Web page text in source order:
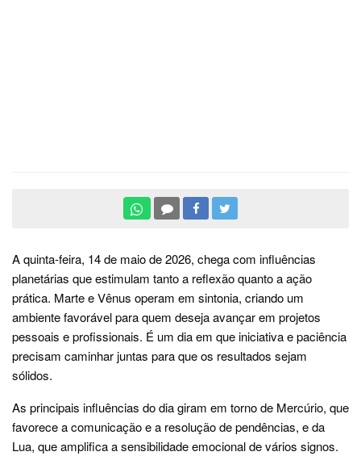
A quinta-feira, 14 de maio de 2026, chega com influências
planetárias que estimulam tanto a reflexão quanto a ação
prática. Marte e Vênus operam em sintonia, criando um
ambiente favorável para quem deseja avançar em projetos
pessoais e profissionais. É um dia em que iniciativa e paciência
precisam caminhar juntas para que os resultados sejam
sólidos.
As principais influências do dia giram em torno de Mercúrio, que
favorece a comunicação e a resolução de pendências, e da
Lua, que amplifica a sensibilidade emocional de vários signos.